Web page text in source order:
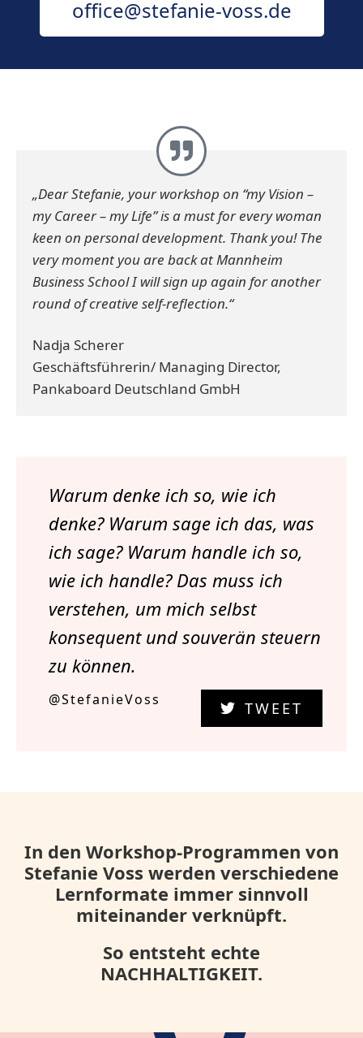
office@stefanie-voss.de
„Dear Stefanie, your workshop on “my Vision –
my Career – my Life” is a must for every woman
keen on personal development. Thank you! The
very moment you are back at Mannheim
Business School I will sign up again for another
round of creative self-reflection.“
Nadja Scherer
Geschäftsführerin/ Managing Director,
Pankaboard Deutschland GmbH
Warum denke ich so, wie ich
denke? Warum sage ich das, was
ich sage? Warum handle ich so,
wie ich handle? Das muss ich
verstehen, um mich selbst
konsequent und souverän steuern
zu können.
@StefanieVoss TWEET
In den Workshop-Programmen von
Stefanie Voss werden verschiedene
Lernformate immer sinnvoll
miteinander verknüpft.
So entsteht echte
NACHHALTIGKEIT.